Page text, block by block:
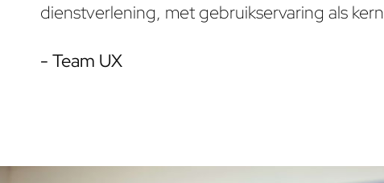
dienstverlening, met gebruikservaring als
- Team UX